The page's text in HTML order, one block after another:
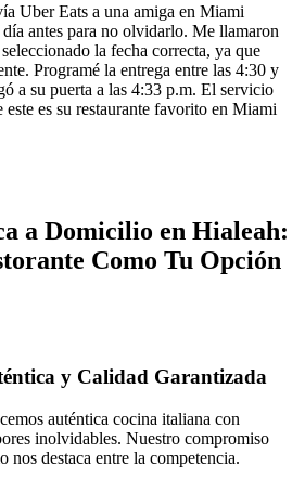
Uber Eats a una amiga en Miami
antes para no olvidarlo. Me llamaron
la fecha correcta, ya que
Programé la entrega entre las 4:30 y
a su puerta a las 4:33 p.m. El servicio
es su restaurante favorito en Miami
a Domicilio en Hialeah:
Como Tu Opción
y Calidad Garantizada
auténtica cocina italiana con
inolvidables. Nuestro compromiso
nos destaca entre la competencia.